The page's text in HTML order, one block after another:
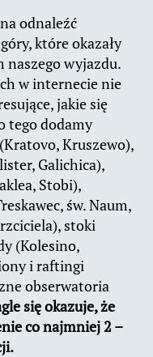
odnaleźć
które okazały
naszego wyjazdu.
w internecie nie
jakie się
tego dodamy
Kruszewo),
Galichica),
Stobi),
św. Naum,
stoki
(Kolesino,
i raftingi
obserwatoria
się okazuje, że
co najmniej 2 –